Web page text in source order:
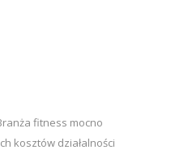
fitness mocno
kosztów działalności